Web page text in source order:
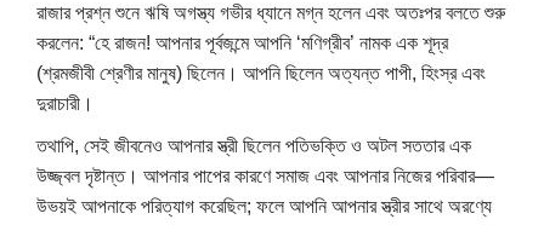
রাজার প্রশ্ন শুনে ঋষি অগস্ত্য গভীর ধ্যানে মগ্ন হলেন এবং অতঃপর বলতে শুরু
করলেন: “হে রাজন! আপনার পূর্বজন্মে আপনি ‘মণিগ্রীব’ নামক এক শূদ্র
(শ্রমজীবী ​​শ্রেণীর মানুষ) ছিলেন। আপনি ছিলেন অত্যন্ত পাপী, হিংস্র এবং
দুরাচারী।
তথাপি, সেই জীবনেও আপনার স্ত্রী ছিলেন পতিভক্তি ও অটল সততার এক
উজ্জ্বল দৃষ্টান্ত। আপনার পাপের কারণে সমাজ এবং আপনার নিজের পরিবার—
উভয়ই আপনাকে পরিত্যাগ করেছিল; ফলে আপনি আপনার স্ত্রীর সাথে অরণ্যে